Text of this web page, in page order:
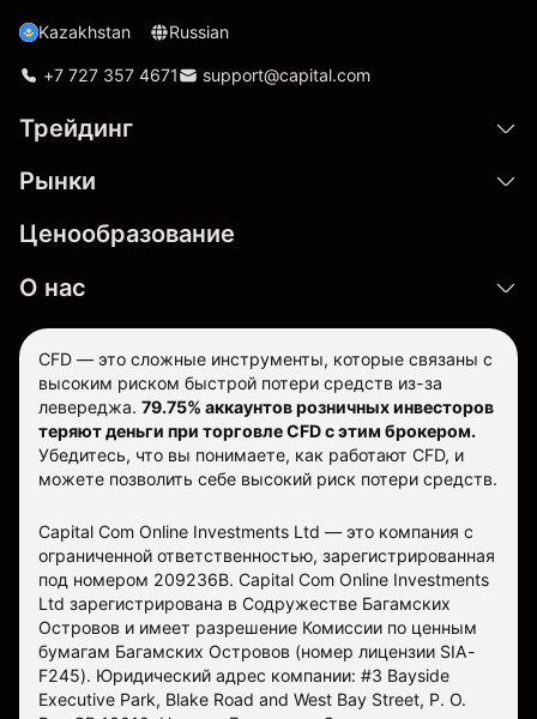
Kazakhstan Russian
+7 727 357 4671 support@capital.com
Трейдинг
Рынки
Ценообразование
О нас
CFD — это сложные инструменты, которые связаны с
высоким риском быстрой потери средств из-за
левереджа. 79.75% аккаунтов розничных инвесторов
теряют деньги при торговле CFD с этим брокером.
Убедитесь, что вы понимаете, как работают CFD, и
можете позволить себе высокий риск потери средств.
Capital Com Online Investments Ltd — это компания с
ограниченной ответственностью, зарегистрированная
под номером 209236B. Capital Com Online Investments
Ltd зарегистрирована в Содружестве Багамских
Островов и имеет разрешение Комиссии по ценным
бумагам Багамских Островов (номер лицензии SIA-
F245). Юридический адрес компании: #3 Bayside
Executive Park, Blake Road and West Bay Street, P. O.